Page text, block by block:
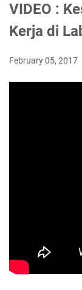
VIDEO :
Kerja di
February 05, 2017